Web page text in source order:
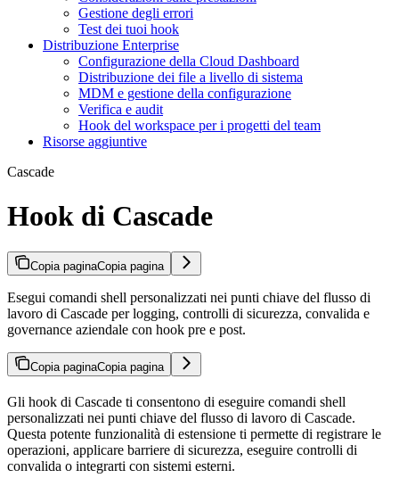
Gestione degli errori
Test dei tuoi hook
Distribuzione Enterprise
Configurazione della Cloud Dashboard
Distribuzione dei file a livello di sistema
MDM e gestione della configurazione
Verifica e audit
Hook del workspace per i progetti del team
Risorse aggiuntive
Cascade
Hook di Cascade
Copia paginaCopia pagina
Esegui comandi shell personalizzati nei punti chiave del flusso di
lavoro di Cascade per logging, controlli di sicurezza, convalida e
governance aziendale con hook pre e post.
Copia paginaCopia pagina
Gli hook di Cascade ti consentono di eseguire comandi shell
personalizzati nei punti chiave del flusso di lavoro di Cascade.
Questa potente funzionalità di estensione ti permette di registrare le
operazioni, applicare barriere di sicurezza, eseguire controlli di
convalida o integrarti con sistemi esterni.